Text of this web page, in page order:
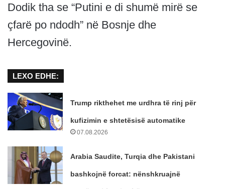
Dodik tha se “Putini e di shumë mirë se
çfarë po ndodh” në Bosnje dhe
Hercegovinë.
LEXO EDHE:
Trump rikthehet me urdhra të rinj për
kufizimin e shtetësisë automatike
07.08.2026
Arabia Saudite, Turqia dhe Pakistani
bashkojnë forcat: nënshkruajnë